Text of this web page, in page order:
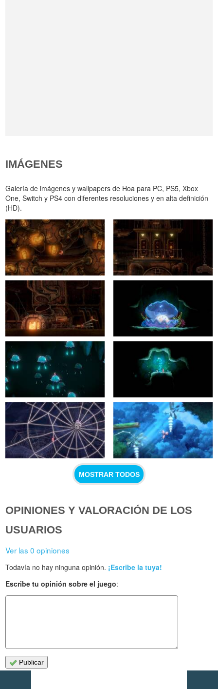
IMÁGENES
Galería de imágenes y wallpapers de Hoa para PC, PS5, Xbox
One, Switch y PS4 con diferentes resoluciones y en alta definición
(HD).
MOSTRAR TODOS
OPINIONES Y VALORACIÓN DE LOS
USUARIOS
Ver las 0 opiniones
Todavía no hay ninguna opinión. ¡Escribe la tuya!
Escribe tu opinión sobre el juego:
Publicar